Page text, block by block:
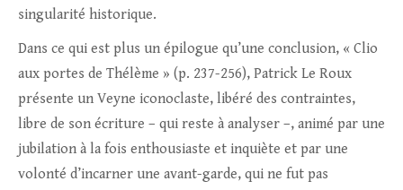
singularité historique.
Dans ce qui est plus un épilogue qu’une conclusion, « Clio
aux portes de Thélème » (p. 237-256), Patrick Le Roux
présente un Veyne iconoclaste, libéré des contraintes,
libre de son écriture – qui reste à analyser –, animé par une
jubilation à la fois enthousiaste et inquiète et par une
volonté d’incarner une avant-garde, qui ne fut pas